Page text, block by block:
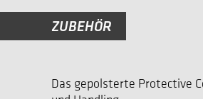
ZUBEHÖR
Das gepolsterte Protective